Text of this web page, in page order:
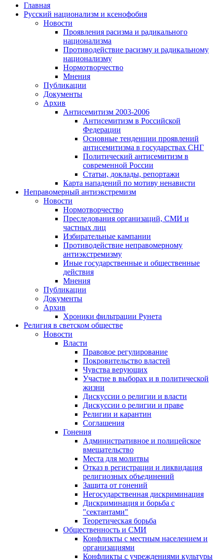
Главная
Русский национализм и ксенофобия
Новости
Проявления расизма и радикального
национализма
Противодействие расизму и радикальному
национализму
Нормотворчество
Мнения
Публикации
Документы
Архив
Антисемитизм 2003-2006
Антисемитизм в Российской
Федерации
Основные тенденции проявлений
антисемитизма в государствах СНГ
Политический антисемитизм в
современной России
Статьи, доклады, репортажи
Карта нападений по мотиву ненависти
Неправомерный антиэкстремизм
Новости
Нормотворчество
Преследования организаций, СМИ и
частных лиц
Избирательные кампании
Противодействие неправомерному
антиэкстремизму
Иные государственные и общественные
действия
Мнения
Публикации
Документы
Архив
Хроники фильтрации Рунета
Религия в светском обществе
Новости
Власти
Правовое регулирование
Покровительство властей
Чувства верующих
Участие в выборах и в политической
жизни
Дискуссии о религии и власти
Дискуссии о религии и праве
Религии и карантин
Соглашения
Гонения
Административное и полицейское
вмешательство
Места для молитвы
Отказ в регистрации и ликвидация
религиозных объединений
Защита от гонений
Негосударственная дискриминация
Дискриминация и борьба с
"сектантами"
Теоретическая борьба
Общественность и СМИ
Конфликты с местным населением и
организациями
Конфликты с учреждениями культуры